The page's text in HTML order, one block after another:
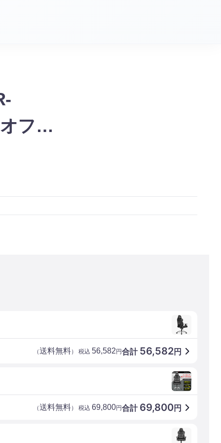
フィ
合計 56,582円
（送料無料） 税込 56,582円
合計 69,800円
（送料無料） 税込 69,800円